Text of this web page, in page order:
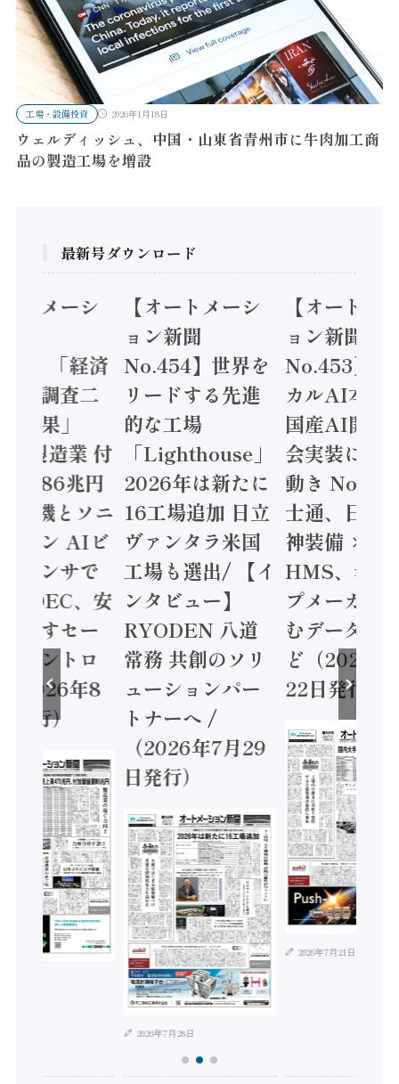
工場・設備投資 2026年1月18日
ウェルディッシュ、中国・山東省青州市に牛肉加工商
品の製造工場を増設
最新号ダウンロード
トメーシ
】「経済
態調査二
結果」
年製造業 付
額86兆円
電機とソニ
コン AIビ
センサで
/ IDEC、安
かすセー
コントロ
2026年8
発行）
【オートメーシ
ョン新聞
No.454】世界を
リードする先進
的な工場
「Lighthouse」
2026年は新たに
16工場追加 日立
ヴァンタラ米国
工場も選出/ 【イ
ンタビュー】
RYODEN 八道
常務 共創のソリ
ューションパー
トナーへ /
（2026年7月29
日発行）
2026年7月28日
【オートメ
ョン新聞
No.453】フ
カルAI本格
国産AI開発
会実装に活
動き
士通、日立
神装備 ×
HMS、老舗
プメーカー
むデータ活
ど（2026年
22日発行）
2026年7月21日